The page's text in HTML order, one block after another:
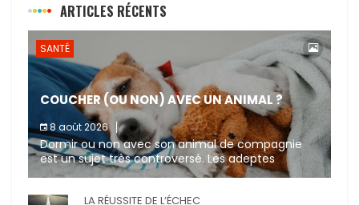
ARTICLES RÉCENTS
SANTÉ
COUCHER (OU NON) AVEC UN ANIMAL ?
8 août 2026
Dormir ou non avec son animal de compagnie
est un sujet très controversé. Les adeptes
affirment que la présence de leur compagnon à
LA RÉUSSITE DE L’ÉCHEC